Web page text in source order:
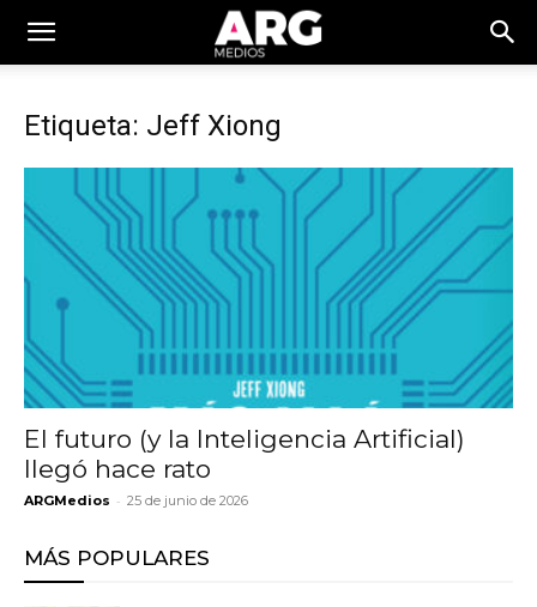
Etiqueta: Jeff Xiong
El futuro (y la Inteligencia Artificial)
llegó hace rato
ARGMedios - 25 de junio de 2026
MÁS POPULARES